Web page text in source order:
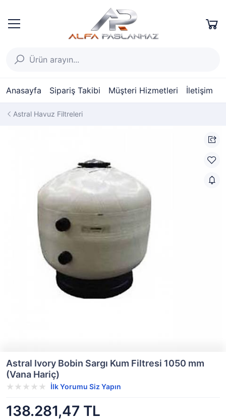
Anasayfa Sipariş Takibi Müşteri Hizmetleri İletişim
Astral Havuz Filtreleri
Astral Ivory Bobin Sargı Kum Filtresi 1050 mm
(Vana Hariç)
İlk Yorumu Siz Yapın
138.281,47 TL